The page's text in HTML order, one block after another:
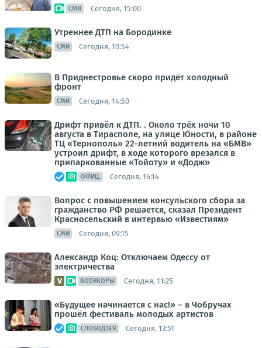
СМИ Сегодня, 15:00
Утреннее ДТП на Бородинке
СМИ Сегодня, 10:54
В Приднестровье скоро придёт холодный
фронт
СМИ Сегодня, 14:50
Дрифт привёл к ДТП. . Около трёх ночи 10
августа в Тирасполе, на улице Юности, в районе
ТЦ «Тернополь» 22-летний водитель на «БМВ»
устроил дрифт, в ходе которого врезался в
припаркованные «Тойоту» и «Додж»
ОФИЦ. Сегодня, 16:14
Вопрос с повышением консульского сбора за
гражданство РФ решается, сказал Президент
Красносельский в интервью «Известиям»
СМИ Сегодня, 09:15
Александр Коц: Отключаем Одессу от
электричества
ВОЕНКОРЫ Сегодня, 11:25
«Будущее начинается с нас!» – в Чобручах
прошёл фестиваль молодых артистов
СЛОБОДЗЕЯ Сегодня, 13:51